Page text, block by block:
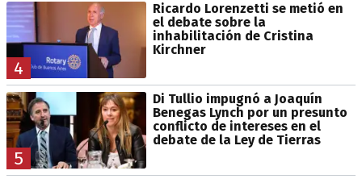
4
Ricardo Lorenzetti se metió en
el debate sobre la
inhabilitación de Cristina
Kirchner
5
Di Tullio impugnó a Joaquín
Benegas Lynch por un presunto
conflicto de intereses en el
debate de la Ley de Tierras